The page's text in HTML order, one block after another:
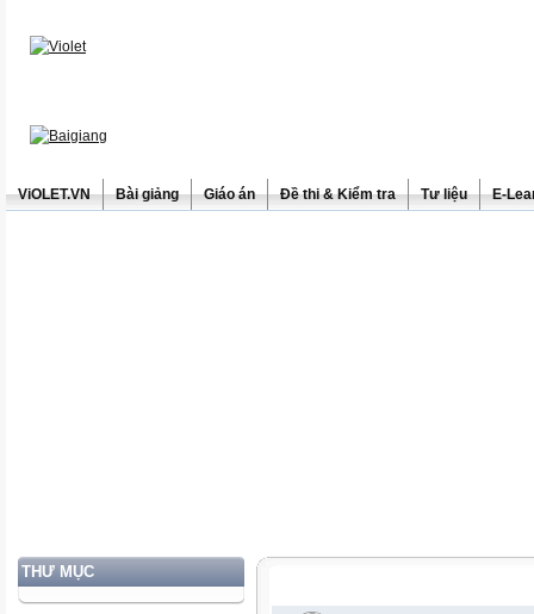
ViOLET.VN Bài giảng Giáo án Đề thi & Kiểm tra Tư liệu E-
THƯ MỤC